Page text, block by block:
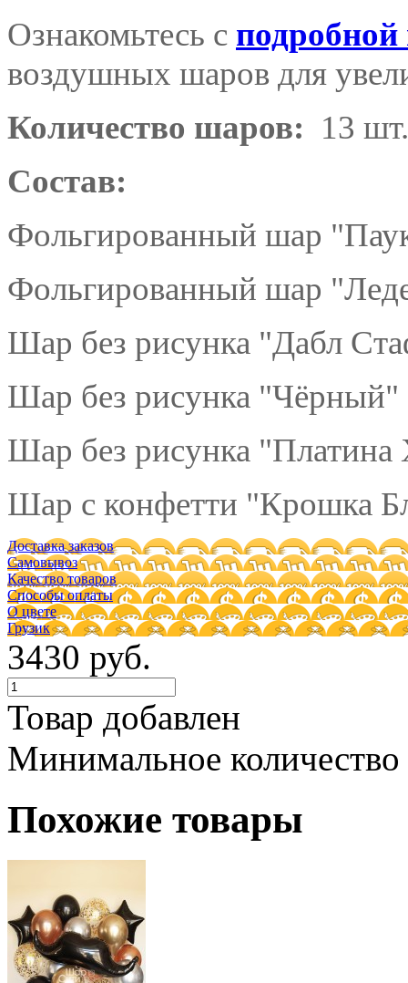
Ознакомьтесь с
воздушных шаров для
Количество шаров: 13 шт.
Состав:
Фольгированный шар
Фольгированный шар
Шар без рисунка "Дабл
Шар без рисунка "Чёрный"
Шар без рисунка
Шар с конфетти "Крошка
Доставка заказов
Самовывоз
Качество товаров
Способы оплаты
О цвете
Грузик
3430 руб.
Товар добавлен
Минимальное
Похожие товары